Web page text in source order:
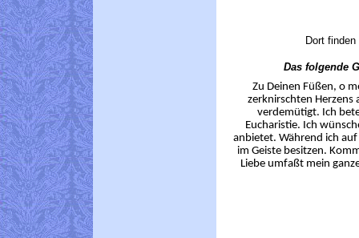
Dort
Das folgende
Zu Deinen Füßen, o
zerknirschten Herzens
verdemütigt. Ich
Eucharistie. Ich
anbietet. Während ich
im Geiste besitzen.
Liebe umfaßt mein